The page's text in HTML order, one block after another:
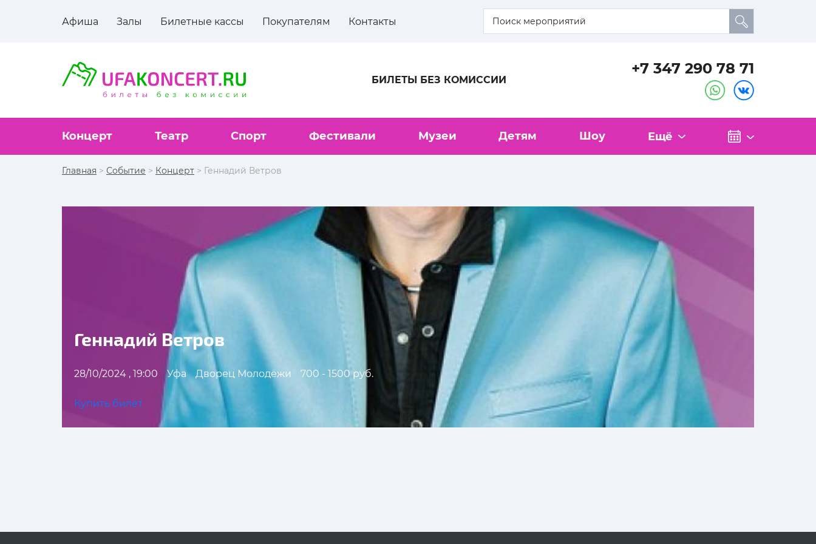
Афиша Залы Билетные кассы Покупателям Контакты
БИЛЕТЫ БЕЗ КОМИССИИ
+7 347 290 78 71
Концерт Театр Спорт Фестивали Музеи Детям Шоу Ещё
Главная > Событие > Концерт > Геннадий Ветров
Геннадий Ветров
28/10/2024 , 19:00 Уфа Дворец Молодёжи 700 - 1500 руб.
Купить билет